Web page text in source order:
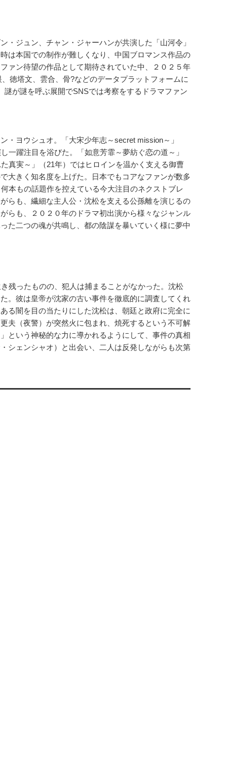
・ジュン、チャン・ジャーハンが共演した「山河令」
は本国での制作が難しくなり、中国ブロマンス作品の
ァン待望の作品として期待されていた中、２０２５年
徳塔文、雲合、骨?などのデータプラットフォームに
が謎を呼ぶ展開でSNSでは考察をするドラマファン
・ヨウシュオ。「大宋少年志～secret mission～」
一躍注目を浴びた。「如意芳霏～夢紡ぐ恋の道～」
真実～」（21年）ではヒロインを温かく支える御曹
大きく知名度を上げた。日本でもコアなファンが数多
本もの話題作を控えている今大注目のネクストブレ
らも、繊細な主人公・沈松を支える公孫離を演じるの
らも、２０２０年のドラマ初出演から様々なジャンル
た二つの魂が共鳴し、都の陰謀を暴いていく様に夢中
残ったものの、犯人は捕まることがなかった。沈松
。彼は皇帝が沈家の古い事件を徹底的に調査してくれ
る闇を目の当たりにした沈松は、朝廷と政府に完全に
夫（夜警）が突然火に包まれ、焼死するという不可解
という神秘的な力に導かれるようにして、事件の真相
シェンシャオ）と出会い、二人は反発しながらも次第